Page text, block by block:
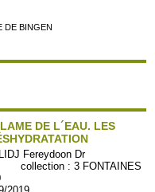
DE BINGEN
DE L´EAU. LES
Fereydoon Dr
:3 FONTAINES